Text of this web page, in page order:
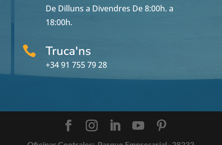
De Dilluns a Divendres De 8:00h. a
18:00h.
 Truca'ns
+34 91 755 79 28